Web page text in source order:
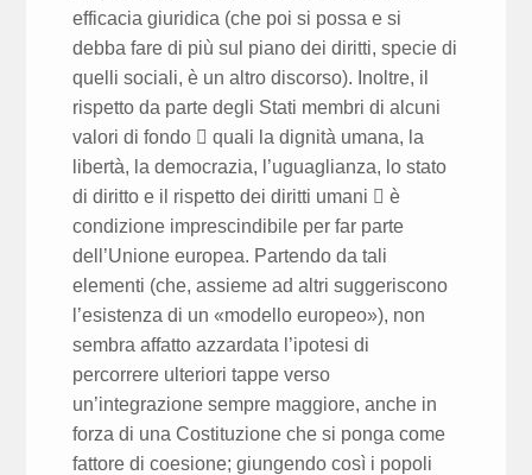
efficacia giuridica (che poi si possa e si
debba fare di più sul piano dei diritti, specie di
quelli sociali, è un altro discorso). Inoltre, il
rispetto da parte degli Stati membri di alcuni
valori di fondo  quali la dignità umana, la
libertà, la democrazia, l’uguaglianza, lo stato
di diritto e il rispetto dei diritti umani  è
condizione imprescindibile per far parte
dell’Unione europea. Partendo da tali
elementi (che, assieme ad altri suggeriscono
l’esistenza di un «modello europeo»), non
sembra affatto azzardata l’ipotesi di
percorrere ulteriori tappe verso
un’integrazione sempre maggiore, anche in
forza di una Costituzione che si ponga come
fattore di coesione; giungendo così i popoli